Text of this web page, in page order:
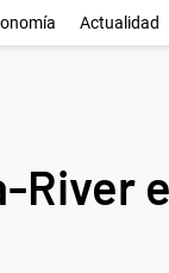
Actualidad
River